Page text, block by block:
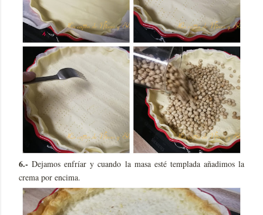
6.- Dejamos enfríar y cuando la masa esté templada añadimos la
crema por encima.